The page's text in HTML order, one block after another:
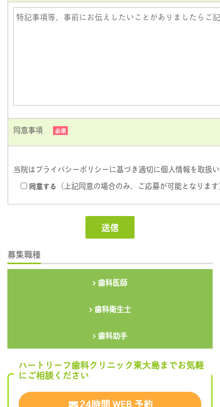
同意事項 必須
当院はプライバシーポリシーに基づき適切に個人情報を取扱
同意する （上記同意の場合のみ、ご応募が可能となりま
募集職種
歯科医師
歯科衛生士
歯科助手
ハートリーフ歯科クリニック東大島までお気軽
にご相談ください
24時間 WEB 予約